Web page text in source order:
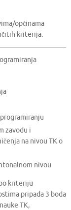
općinama
kriterija.
zavodu i
na nivou TK o
nivou
kriteriju
pripada 3 boda
TK,